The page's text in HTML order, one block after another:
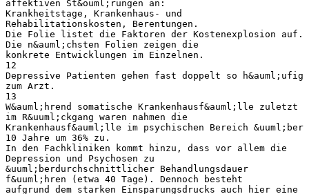
affektiven St&ouml;rungen an:
Krankheitstage, Krankenhaus- und
Rehabilitationskosten, Berentungen.
Die Folie listet die Faktoren der Kostenexplosion auf.
Die n&auml;chsten Folien zeigen die
konkrete Entwicklungen im Einzelnen.
12
Depressive Patienten gehen fast doppelt so h&auml;ufig
zum Arzt.
13
W&auml;hrend somatische Krankenhausf&auml;lle zuletzt
im R&uuml;ckgang waren nahmen die
Krankenhausf&auml;lle im psychischen Bereich &uuml;ber
10 Jahre um 36% zu.
In den Fachkliniken kommt hinzu, dass vor allem die
Depression und Psychosen zu
&uuml;berdurchschnittlicher Behandlungsdauer
f&uuml;hren (etwa 40 Tage). Dennoch besteht
aufgrund dem starken Einsparungsdrucks auch hier eine